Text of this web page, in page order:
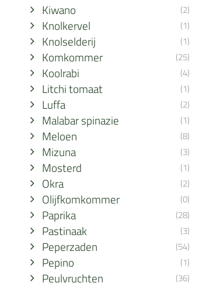
Kiwano (2)
Knolkervel (1)
Knolselderij (1)
Komkommer (25)
Koolrabi (4)
Litchi tomaat (1)
Luffa (2)
Malabar spinazie (1)
Meloen (8)
Mizuna (3)
Mosterd (1)
Okra (2)
Olijfkomkommer (0)
Paprika (28)
Pastinaak (3)
Peperzaden (54)
Pepino (1)
Peulvruchten (36)